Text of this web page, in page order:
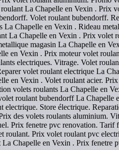
La Chapelle en Vexin . Prix
Volet roulant bubendorff.
Chapelle en Vexin . Rideau
La Chapelle en Vexin . Prix volet
magasin La Chapelle en
en Vexin . Prix moteur volet
electriques. Vitrage. Volet
volet roulant electrique La
en Vexin . Volet roulant acier.
volets roulants La Chapelle en
roulant bubendorff La
Store électrique.
des volets roulants aluminium.
Prix fenetre pvc renovation.
Prix volet roulant pvc
Chapelle en Vexin . Prix fenetre